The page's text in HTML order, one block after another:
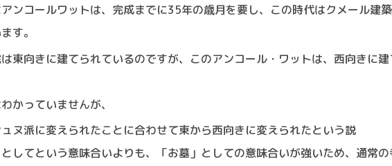
ンコールワットは、完成までに35年の歳月を要し、この時代はクメール建
す。
東向きに建てられているのですが、このアンコール・ワットは、西向きに建
かっていませんが、
ヌ派に変えられたことに合わせて東から西向きに変えられたという説
してという意味合いよりも、「お墓」としての意味合いが強いため、通常の